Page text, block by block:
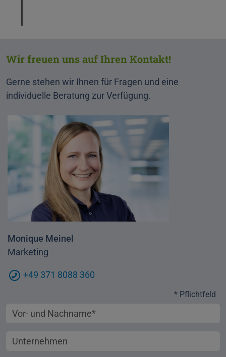
Wir freuen uns auf Ihren Kontakt!
Gerne stehen wir Ihnen für Fragen und eine
individuelle Beratung zur Verfügung.
Monique Meinel
Marketing
+49 371 8088 360
* Pflichtfeld
Vorname und Nachname
Unternehmen